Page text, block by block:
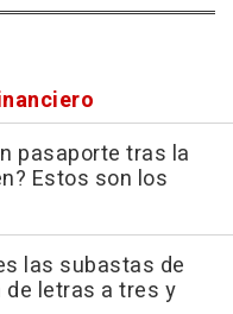
pasaporte tras la
Estos son los
las subastas de
letras a tres y